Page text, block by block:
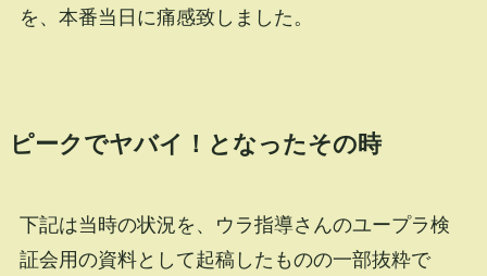
を、本番当日に痛感致しました。
ピークでヤバイ！となったその時
下記は当時の状況を、ウラ指導さんのユープラ検
証会用の資料として起稿したものの一部抜粋で